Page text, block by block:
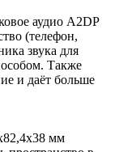
аудио A2DP
(телефон,
звука для
Также
и даёт больше
мм